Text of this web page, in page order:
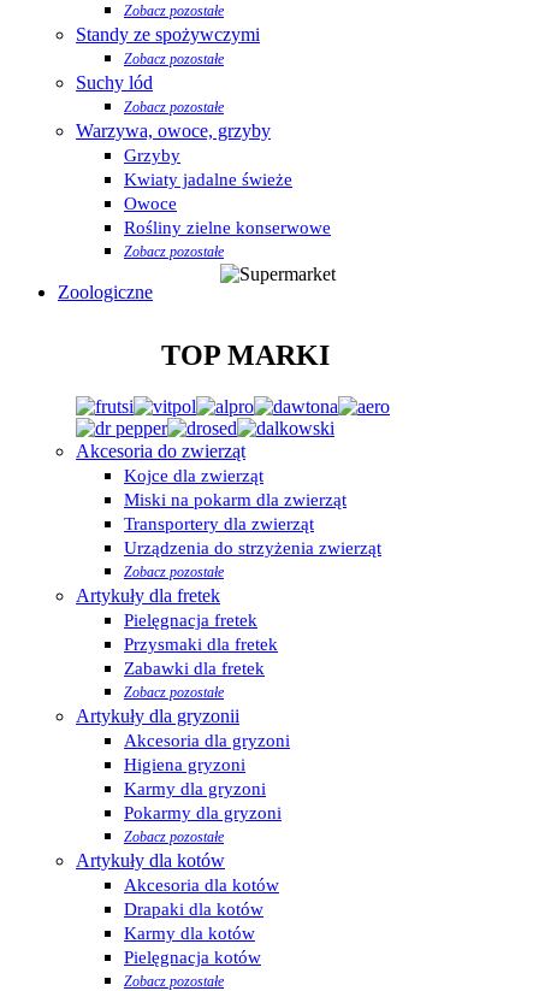
Zobacz pozostałe
Standy ze spożywczymi
Zobacz pozostałe
Suchy lód
Zobacz pozostałe
Warzywa, owoce, grzyby
Grzyby
Kwiaty jadalne świeże
Owoce
Rośliny zielne konserwowe
Zobacz pozostałe
Zoologiczne
TOP MARKI
Akcesoria do zwierząt
Kojce dla zwierząt
Miski na pokarm dla zwierząt
Transportery dla zwierząt
Urządzenia do strzyżenia zwierząt
Zobacz pozostałe
Artykuły dla fretek
Pielęgnacja fretek
Przysmaki dla fretek
Zabawki dla fretek
Zobacz pozostałe
Artykuły dla gryzonii
Akcesoria dla gryzoni
Higiena gryzoni
Karmy dla gryzoni
Pokarmy dla gryzoni
Zobacz pozostałe
Artykuły dla kotów
Akcesoria dla kotów
Drapaki dla kotów
Karmy dla kotów
Pielęgnacja kotów
Zobacz pozostałe